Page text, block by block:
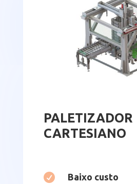
PALETIZADOR
CARTESIANO
 Baixo custo